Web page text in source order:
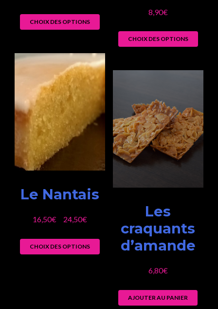
CHOIX DES OPTIONS
8,90€
CHOIX DES OPTIONS
Le Nantais
16,50€ –24,50€
CHOIX DES OPTIONS
Les
craquants
d’amande
6,80€
AJOUTER AU PANIER